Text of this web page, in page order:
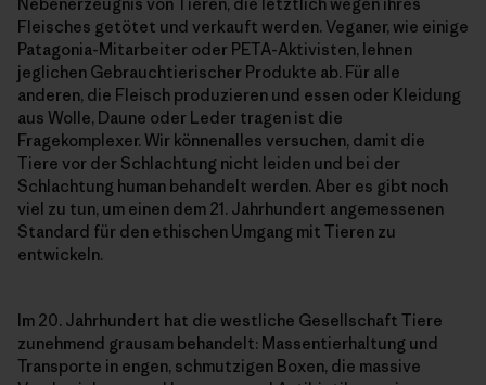
Fleisches getötet und verkauft werden. Veganer, wie einige
Patagonia-Mitarbeiter oder PETA-Aktivisten, lehnen
jeglichen Gebrauchtierischer Produkte ab. Für alle
anderen, die Fleisch produzieren und essen oder Kleidung
aus Wolle, Daune oder Leder tragen ist die
Fragekomplexer. Wir könnenalles versuchen, damit die
Tiere vor der Schlachtung nicht leiden und bei der
Schlachtung human behandelt werden. Aber es gibt noch
viel zu tun, um einen dem 21. Jahrhundert angemessenen
Standard für den ethischen Umgang mit Tieren zu
entwickeln.
Im 20. Jahrhundert hat die westliche Gesellschaft Tiere
zunehmend grausam behandelt: Massentierhaltung und
Transporte in engen, schmutzigen Boxen, die massive